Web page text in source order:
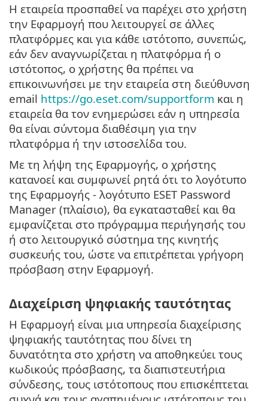
Η εταιρεία προσπαθεί να παρέχει στο χρήστη
την Εφαρμογή που λειτουργεί σε άλλες
πλατφόρμες και για κάθε ιστότοπο, συνεπώς,
εάν δεν αναγνωρίζεται η πλατφόρμα ή ο
ιστότοπος, ο χρήστης θα πρέπει να
επικοινωνήσει με την εταιρεία στη διεύθυνση
email https://go.eset.com/supportform και η
εταιρεία θα τον ενημερώσει εάν η υπηρεσία
θα είναι σύντομα διαθέσιμη για την
πλατφόρμα ή την ιστοσελίδα του.
Με τη λήψη της Εφαρμογής, ο χρήστης
κατανοεί και συμφωνεί ρητά ότι το λογότυπο
της Εφαρμογής - λογότυπο ESET Password
Manager (πλαίσιο), θα εγκατασταθεί και θα
εμφανίζεται στο πρόγραμμα περιήγησής του
ή στο λειτουργικό σύστημα της κινητής
συσκευής του, ώστε να επιτρέπεται γρήγορη
πρόσβαση στην Εφαρμογή.
Διαχείριση ψηφιακής ταυτότητας
Η Εφαρμογή είναι μια υπηρεσία διαχείρισης
ψηφιακής ταυτότητας που δίνει τη
δυνατότητα στο χρήστη να αποθηκεύει τους
κωδικούς πρόσβασης, τα διαπιστευτήρια
σύνδεσης, τους ιστότοπους που επισκέπτεται